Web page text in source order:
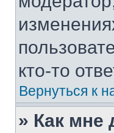
кто-то
Вернуться к
» Как мне